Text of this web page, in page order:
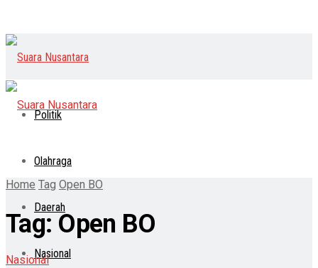
Politik
Olahraga
Daerah
Nasional
Home Tag Open BO
Tag: Open BO
Nasional